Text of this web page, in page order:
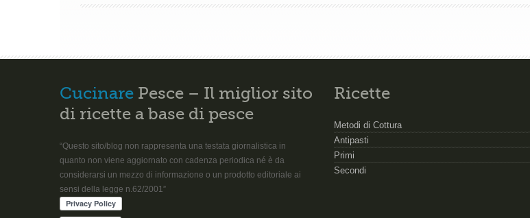
Cucinare Pesce – Il miglior sito
di ricette a base di pesce
“Questo sito/blog non rappresenta una testata giornalistica in
quanto non viene aggiornato con cadenza periodica né è da
considerarsi un mezzo di informazione o un prodotto editoriale ai
sensi della legge n.62/2001”
Ricette
Metodi di Cottura
Antipasti
Primi
Secondi